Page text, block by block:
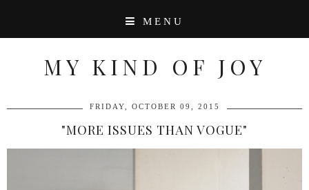
MENU
MY KIND OF JOY
FRIDAY, OCTOBER 09, 2015
"MORE ISSUES THAN VOGUE"